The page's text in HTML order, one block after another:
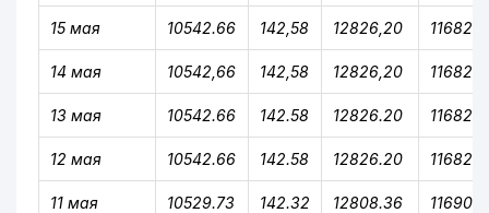
15 мая 10542.66 142,58 12826,20
14 мая 10542,66 142,58 12826,20
13 мая 10542.66 142.58 12826.20
12 мая 10542.66 142.58 12826.20
11 мая 10529.73 142.32 12808.36